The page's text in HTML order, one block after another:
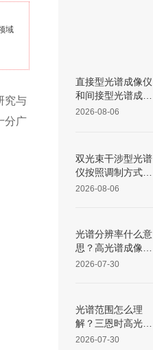
域
究与
分广
直接型光谱成像仪
和间接型光谱成像
仪区别
2026-08-06
双光束干涉型光谱
仪按照调制方式不
同可分为哪些类
2026-08-06
光谱分辨率什么意
思？高光谱成像仪
光谱分辨率范围多
2026-07-30
光谱范围怎么理
解？三恩时高光谱
成像仪光谱范围是
2026-07-30